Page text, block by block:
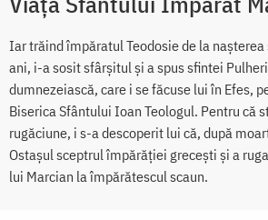
Iar trăind împăratul Teodosie de la
ani, i-a sosit sfârşitul şi a spus sfintei
dumnezeiască, care i se făcuse lui în Efes,
Biserica Sfântului Ioan Teologul. Pentru că
rugăciune, i s-a descoperit lui că, după
Ostaşul sceptrul împărăţiei greceşti şi a
lui Marcian la împărătescul scaun.